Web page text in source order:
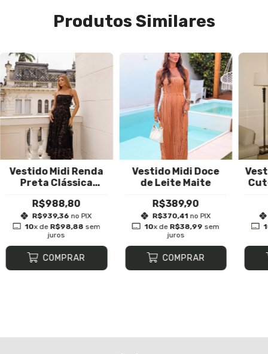
Produtos Similares
Vestido Midi Renda
Preta Clássica
R$988,80
R$939,36 no PIX
10x de R$98,88 sem
juros
COMPRAR
Vestido Midi Doce
de Leite Maite
R$389,90
R$370,41 no PIX
10x de R$38,99 sem
juros
COMPRAR